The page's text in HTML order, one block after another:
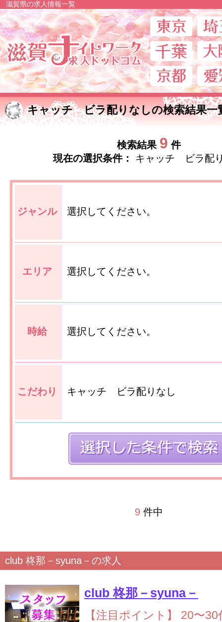
滋賀県の求人情報一覧
滋賀ナイトワー
キャッチ ビラ配りなしの検索結果一
検索結果 9 件
現在の選択条件： キャッチ ビラ配
ジャンル 選択してください。
エリア 選択してください。
時給 選択してください。
こだわり キャッチ ビラ配りなし
9件中
club 柊那－syuna－の求人
club 柊那－syuna－
【注目ポイント】
20〜30